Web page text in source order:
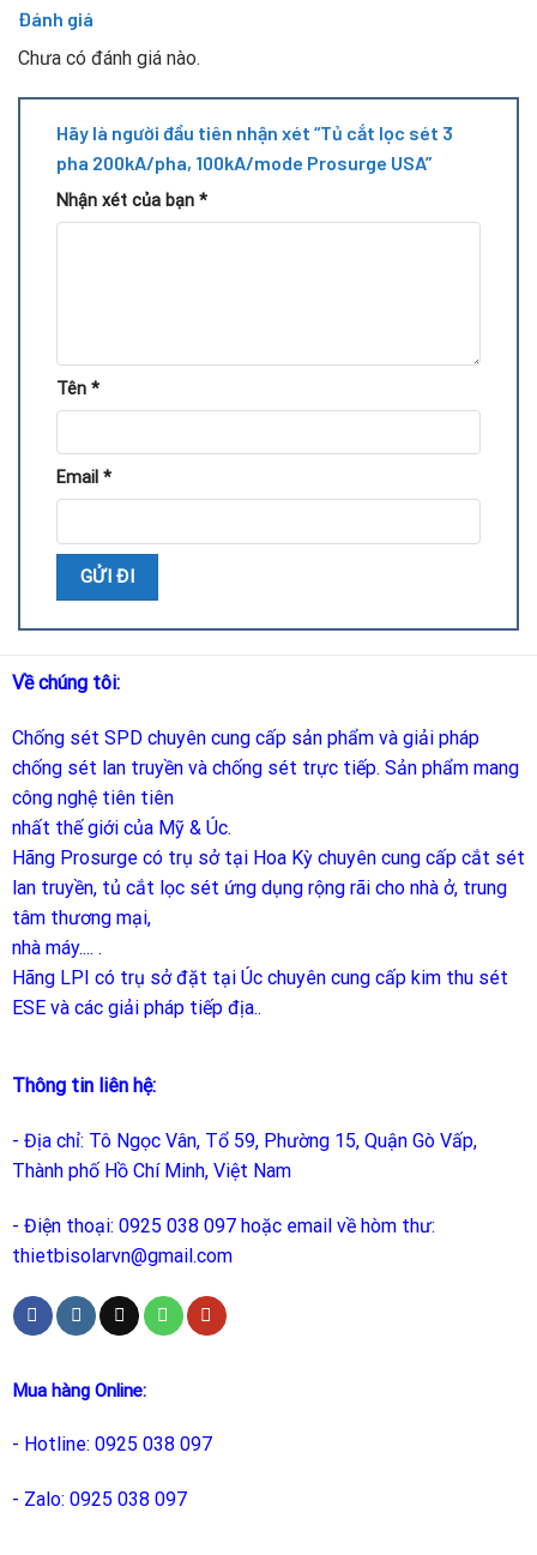
Đánh giá
Chưa có đánh giá nào.
Hãy là người đầu tiên nhận xét “Tủ cắt lọc sét 3
pha 200kA/pha, 100kA/mode Prosurge USA”
Nhận xét của bạn *
Tên *
Email *
Về chúng tôi:
Chống sét SPD chuyên cung cấp sản phẩm và giải pháp
chống sét lan truyền và chống sét trực tiếp. Sản phẩm mang
công nghệ tiên tiên
nhất thế giới của Mỹ & Úc.
Hãng Prosurge có trụ sở tại Hoa Kỳ chuyên cung cấp cắt sét
lan truyền, tủ cắt lọc sét ứng dụng rộng rãi cho nhà ở, trung
tâm thương mại,
nhà máy.... .
Hãng LPI có trụ sở đặt tại Úc chuyên cung cấp kim thu sét
ESE và các giải pháp tiếp địa..
Thông tin liên hệ:
- Địa chỉ: Tô Ngọc Vân, Tổ 59, Phường 15, Quận Gò Vấp,
Thành phố Hồ Chí Minh, Việt Nam
- Điện thoại: 0925 038 097 hoặc email về hòm thư:
thietbisolarvn@gmail.com
Mua hàng Online:
- Hotline: 0925 038 097
- Zalo: 0925 038 097